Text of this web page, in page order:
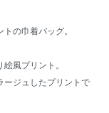
の巾着バッグ。
風プリント。
ージュしたプリントで